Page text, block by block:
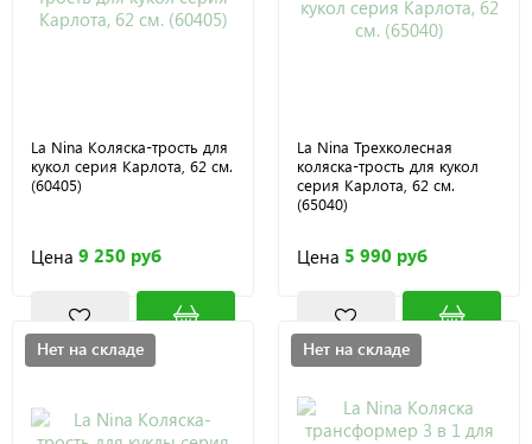
La Nina Коляска-трость для
кукол серия Карлота, 62 см.
(60405)
Цена 9 250 руб
La Nina Трехколесная
коляска-трость для кукол
серия Карлота, 62 см.
(65040)
Цена 5 990 руб
Нет на складе Нет на складе